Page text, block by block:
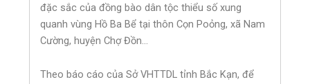
đặc sắc của đồng bào dân tộc thiểu số xung
quanh vùng Hồ Ba Bể tại thôn Cọn Poỏng, xã Nam
Cường, huyện Chợ Đồn…
Theo báo cáo của Sở VHTTDL tỉnh Bắc Kạn, để